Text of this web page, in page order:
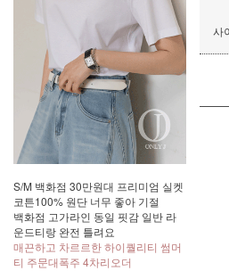
S/M 백화점 30만원대 프리미엄 실켓
코튼100% 원단 너무 좋아 기절
백화점 고가라인 동일 핏감 일반 라
운드티랑 완전 틀려요
매끈하고 차르르한 하이퀄리티 썸머
티 주문대폭주 4차리오더
사